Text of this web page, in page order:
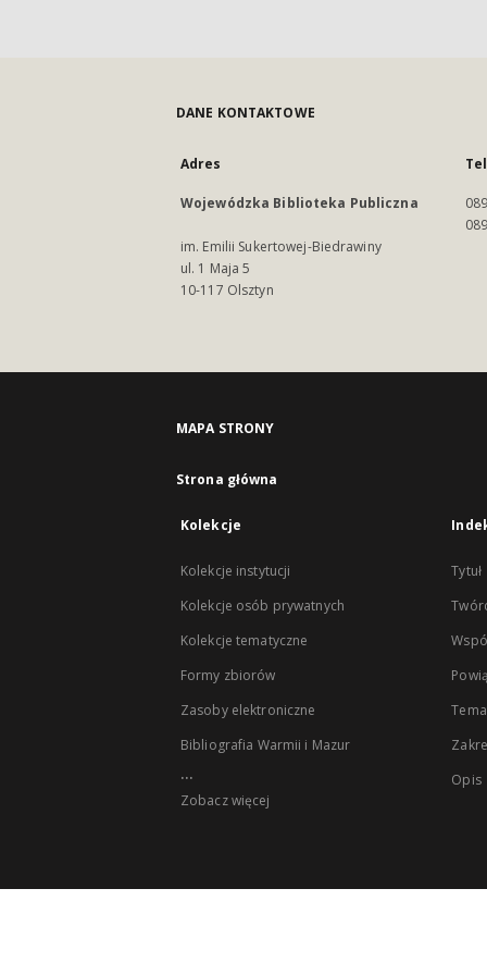
DANE KONTAKTOWE
Adres
Wojewódzka Biblioteka Publiczna
im. Emilii Sukertowej-Biedrawiny
ul. 1 Maja 5
10-117 Olsztyn
MAPA STRONY
Strona główna
Kolekcje
Kolekcje instytucji
Kolekcje osób prywatnych
Kolekcje tematyczne
Formy zbiorów
Zasoby elektroniczne
Bibliografia Warmii i Mazur
...
Zobacz więcej
Tytuł
Opis